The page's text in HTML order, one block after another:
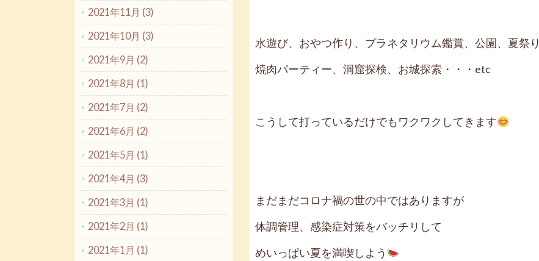
水遊び、おやつ作り、プラネタリウム鑑賞、公園、夏祭り
焼肉パーティー、洞窟探検、お城探索・・・etc
こうして打っているだけでもワクワクしてきます
まだまだコロナ禍の世の中ではありますが
体調管理、感染症対策をバッチリして
めいっぱい夏を満喫しよう
2021年11月 (3)
2021年10月 (3)
2021年9月 (2)
2021年8月 (1)
2021年7月 (2)
2021年6月 (2)
2021年5月 (1)
2021年4月 (3)
2021年3月 (1)
2021年2月 (1)
2021年1月 (1)